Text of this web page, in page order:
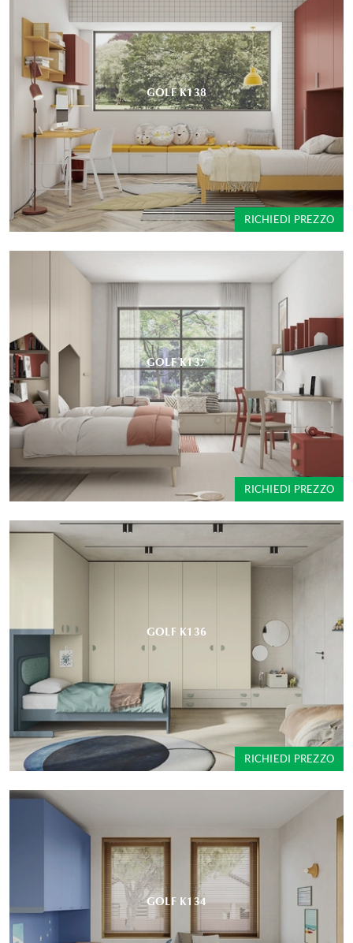
GOLF K138
RICHIEDI PREZZO
GOLF K137
RICHIEDI PREZZO
GOLF K136
RICHIEDI PREZZO
GOLF K134